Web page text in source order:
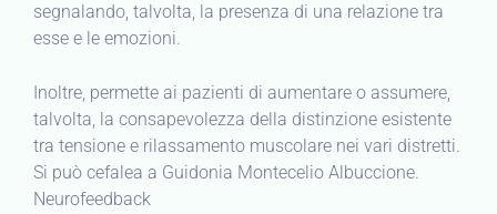
segnalando, talvolta, la presenza di una relazione tra
esse e le emozioni.
Inoltre, permette ai pazienti di aumentare o assumere,
talvolta, la consapevolezza della distinzione esistente
tra tensione e rilassamento muscolare nei vari distretti.
Si può cefalea a Guidonia Montecelio Albuccione.
Neurofeedback